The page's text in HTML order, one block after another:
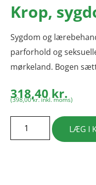
Krop,
Sygdom og
parforhold og
mørkeland. Bogen
318,40kr.
(398,00kr.inkl. moms)
LÆG I